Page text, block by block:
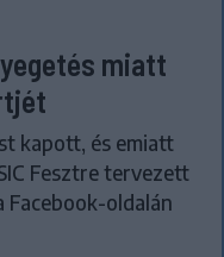
miatt
kapott, és emiatt
Fesztre tervezett
oldalán